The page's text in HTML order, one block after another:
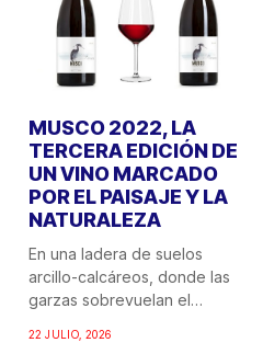
MUSCO 2022, LA
TERCERA EDICIÓN DE
UN VINO MARCADO
POR EL PAISAJE Y LA
NATURALEZA
En una ladera de suelos
arcillo-calcáreos, donde las
garzas sobrevuelan el
22 JULIO, 2026